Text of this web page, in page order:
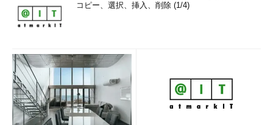
コピー、選択、挿入、削除 (1/4)